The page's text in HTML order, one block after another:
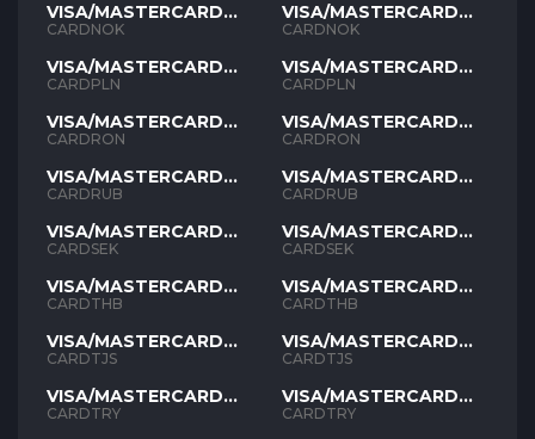
VISA/MASTERCARD
NOK
CARDNOK
VISA/MASTERCARD
PLN
CARDPLN
VISA/MASTERCARD
RON
CARDRON
VISA/MASTERCARD
RUB
CARDRUB
VISA/MASTERCARD
SEK
CARDSEK
VISA/MASTERCARD
THB
CARDTHB
VISA/MASTERCARD
TJS
CARDTJS
VISA/MASTERCARD
TYR
CARDTRY
VISA/MASTERCARD
NOK
CARDNOK
VISA/MASTERCARD
PLN
CARDPLN
VISA/MASTERCARD
RON
CARDRON
VISA/MASTERCARD
RUB
CARDRUB
VISA/MASTERCARD
SEK
CARDSEK
VISA/MASTERCARD
THB
CARDTHB
VISA/MASTERCARD
TJS
CARDTJS
VISA/MASTERCARD
TYR
CARDTRY